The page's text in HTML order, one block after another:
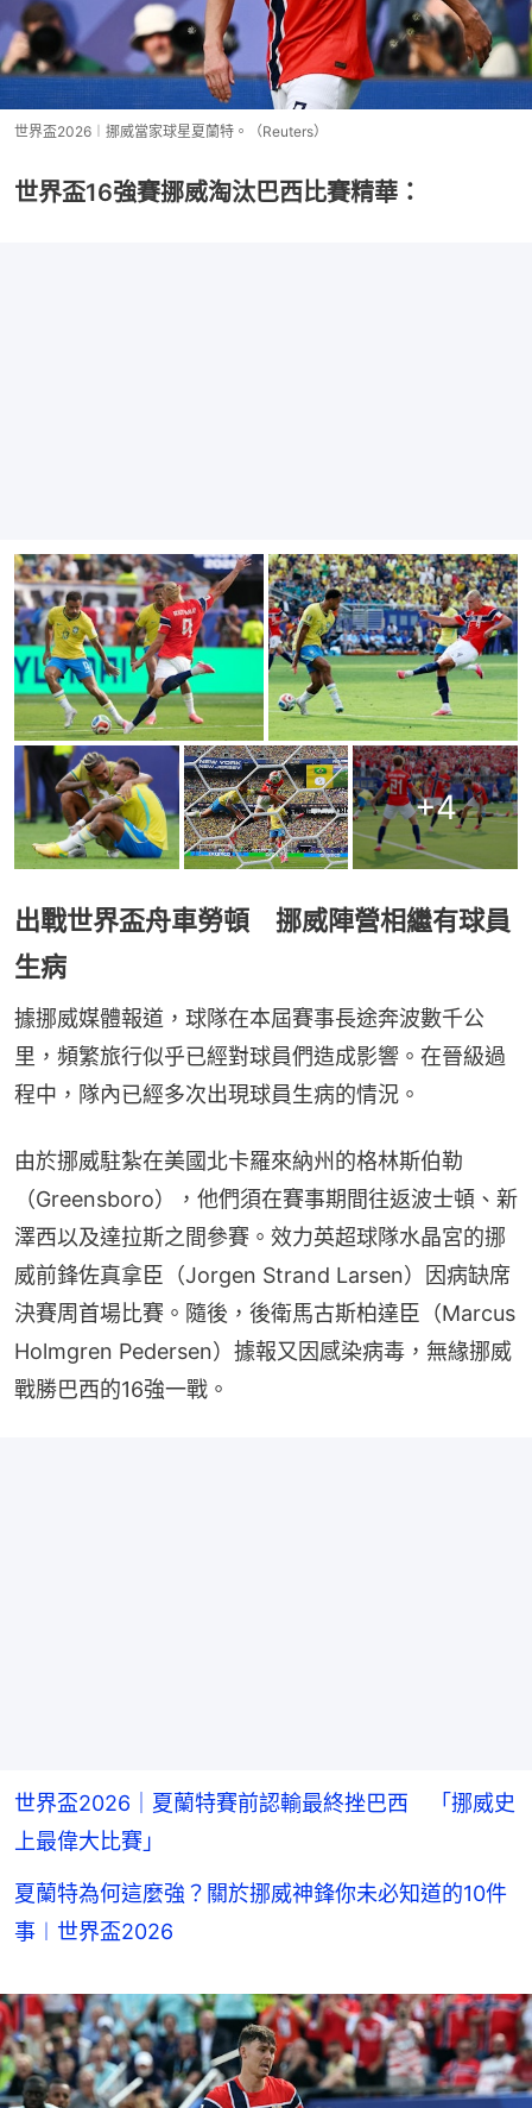
世界盃2026︱挪威當家球星夏蘭特。（Reuters）
世界盃16強賽挪威淘汰巴西比賽精華：
+4
出戰世界盃舟車勞頓 挪威陣營相繼有球員
生病
據挪威媒體報道，球隊在本屆賽事長途奔波數千公
里，頻繁旅行似乎已經對球員們造成影響。在晉級過
程中，隊內已經多次出現球員生病的情況。
由於挪威駐紮在美國北卡羅來納州的格林斯伯勒
（Greensboro），他們須在賽事期間往返波士頓、新
澤西以及達拉斯之間參賽。效力英超球隊水晶宮的挪
威前鋒佐真拿臣（Jorgen Strand Larsen）因病缺席
決賽周首場比賽。隨後，後衛馬古斯柏達臣（Marcus
Holmgren Pedersen）據報又因感染病毒，無緣挪威
戰勝巴西的16強一戰。
世界盃2026｜夏蘭特賽前認輸最終挫巴西 「挪威史
上最偉大比賽」
夏蘭特為何這麼強？關於挪威神鋒你未必知道的10件
事︱世界盃2026